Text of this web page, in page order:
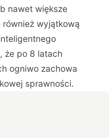
nawet większe
również wyjątkową
że po 8 latach
ogniwo zachowa
sprawności.